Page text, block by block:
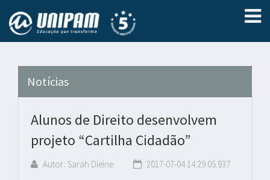
Notícias
Alunos de Direito desenvolvem
projeto “Cartilha Cidadão”
Autor: Sarah Dieine 2017-07-04 14:29:05.937